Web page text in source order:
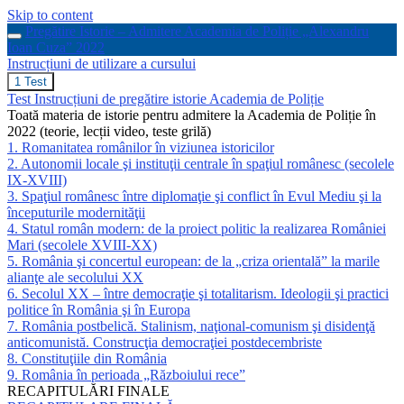
Skip to content
Pregătire Istorie – Admitere Academia de Poliție „Alexandru
Ioan Cuza” 2022
Instrucțiuni de utilizare a cursului
Instrucțiuni
de
utilizare
a
cursului
1 Test
Test Instrucțiuni de pregătire istorie Academia de Poliție
Toată materia de istorie pentru admitere la Academia de Poliție în
2022 (teorie, lecții video, teste grilă)
1. Romanitatea românilor în viziunea istoricilor
2. Autonomii locale şi instituţii centrale în spaţiul românesc (secolele
IX-XVIII)
3. Spaţiul românesc între diplomaţie şi conflict în Evul Mediu şi la
începuturile modernităţii
4. Statul român modern: de la proiect politic la realizarea României
Mari (secolele XVIII-XX)
5. România şi concertul european: de la „criza orientală” la marile
alianţe ale secolului XX
6. Secolul XX – între democraţie şi totalitarism. Ideologii şi practici
politice în România şi în Europa
7. România postbelică. Stalinism, naţional-comunism şi disidenţă
anticomunistă. Construcţia democraţiei postdecembriste
8. Constituţiile din România
9. România în perioada „Războiului rece”
RECAPITULĂRI FINALE